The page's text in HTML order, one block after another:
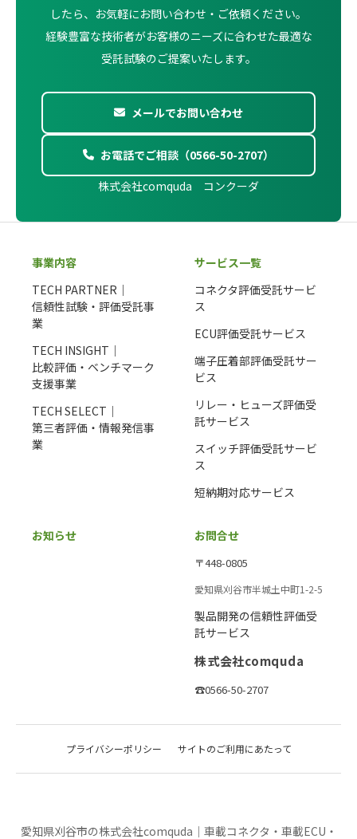
したら、お気軽にお問い合わせ・ご依頼ください。
経験豊富な技術者がお客様のニーズに合わせた最適な
受託試験のご提案いたします。
メールでお問い合わせ
お電話でご相談（0566-50-2707）
株式会社comquda コンクーダ
事業内容
TECH PARTNER｜
信頼性試験・評価受託事
業
TECH INSIGHT｜
比較評価・ベンチマーク
支援事業
TECH SELECT｜
第三者評価・情報発信事
業
サービス一覧
コネクタ評価受託サービ
ス
ECU評価受託サービス
端子圧着部評価受託サー
ビス
リレー・ヒューズ評価受
託サービス
スイッチ評価受託サービ
ス
短納期対応サービス
お知らせ お問合せ
〒448-0805
愛知県刈谷市半城土中町1-2-5
製品開発の信頼性評価受
託サービス
株式会社comquda
☎0566-50-2707
プライバシーポリシー サイトのご利用にあたって
愛知県刈谷市の株式会社comquda｜車載コネクタ・車載ECU・